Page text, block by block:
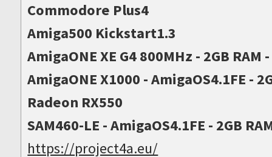
Commodore Plus4
Amiga500 Kickstart1.3
AmigaONE XE G4 800MHz - 2GB
AmigaONE X1000 - AmigaOS4.1FE -
Radeon RX550
SAM460-LE - AmigaOS4.1FE - 2GB
https://project4a.eu/